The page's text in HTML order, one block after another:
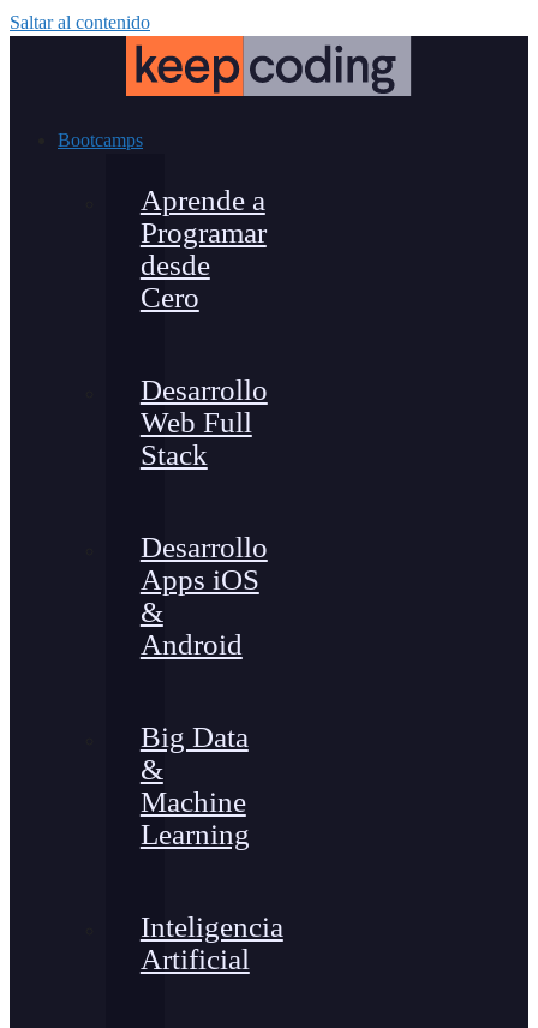
Saltar al contenido
Bootcamps
Aprende a
Programar
desde
Cero
Desarrollo
Web Full
Stack
Desarrollo
Apps iOS
&
Android
Big Data
&
Machine
Learning
Inteligencia
Artificial